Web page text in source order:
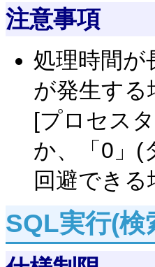
注意事項
処理時間が
が発生す
[プロセス
か、「0」(
回避でき
SQL実行(検